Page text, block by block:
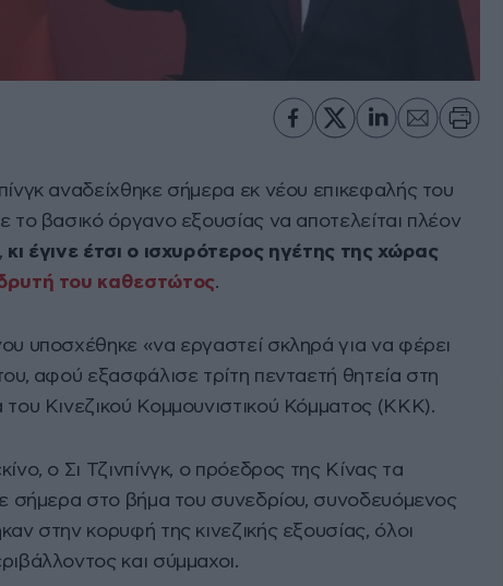
αναδείχθηκε σήμερα εκ νέου επικεφαλής του
το βασικό όργανο εξουσίας να αποτελείται πλέον
κι έγινε έτσι ο ισχυρότερος ηγέτης της χώρας
του καθεστώτος.
υποσχέθηκε «να εργαστεί σκληρά για να φέρει
αφού εξασφάλισε τρίτη πενταετή θητεία στη
Κινεζικού Κομμουνιστικού Κόμματος (ΚΚΚ).
ο Σι Τζινπίνγκ, ο πρόεδρος της Κίνας τα
σήμερα στο βήμα του συνεδρίου, συνοδευόμενος
στην κορυφή της κινεζικής εξουσίας, όλοι
και σύμμαχοι.